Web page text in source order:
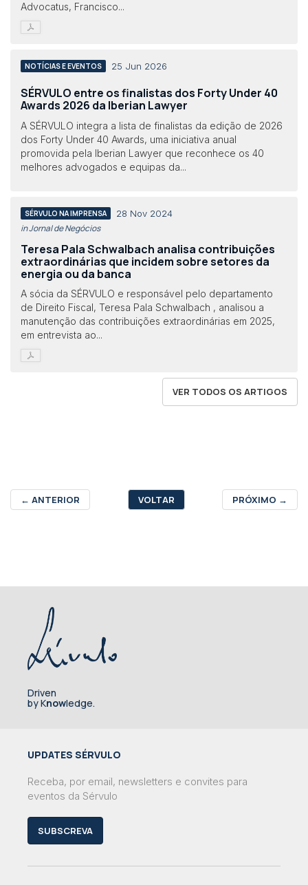
Advocatus, Francisco...
NOTÍCIAS E EVENTOS 25 Jun 2026
SÉRVULO entre os finalistas dos Forty Under 40
Awards 2026 da Iberian Lawyer
A SÉRVULO integra a lista de finalistas da edição de 2026
dos Forty Under 40 Awards, uma iniciativa anual
promovida pela Iberian Lawyer que reconhece os 40
melhores advogados e equipas da...
SÉRVULO NA IMPRENSA 28 Nov 2024
in Jornal de Negócios
Teresa Pala Schwalbach analisa contribuições
extraordinárias que incidem sobre setores da
energia ou da banca
A sócia da SÉRVULO e responsável pelo departamento
de Direito Fiscal, Teresa Pala Schwalbach , analisou a
manutenção das contribuições extraordinárias em 2025,
em entrevista ao...
VER TODOS OS ARTIGOS
← ANTERIOR VOLTAR PRÓXIMO →
Driven
by Knowledge.
UPDATES SÉRVULO
Receba, por email, newsletters e convites para
eventos da Sérvulo
SUBSCREVA